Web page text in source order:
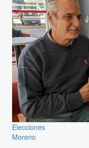
Elecciones
Moreno